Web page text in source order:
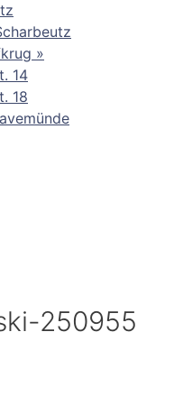
»
14
18
250955